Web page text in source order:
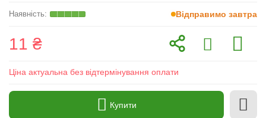
Відправимо завтра
11 ₴
Ціна актуальна без відтермінування оплати
Купити